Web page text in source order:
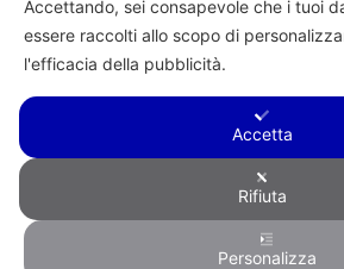
Copyright © 2026 F.lli Tentori di Enrico
Accettando, sei consapevole che i tuoi
essere raccolti allo scopo di
l'efficacia della pubblicità.
Accetta
Rifiuta
Personalizza